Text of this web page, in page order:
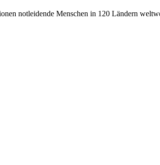
notleidende Menschen in 120 Ländern